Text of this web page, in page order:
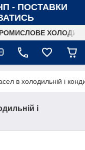
- ПОСТАВКИ
в холодильній і
і